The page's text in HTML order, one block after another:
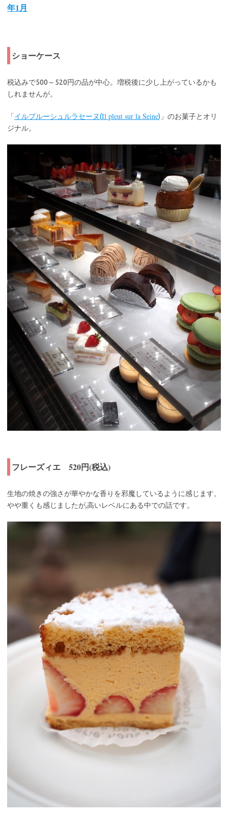
年1月
ショーケース
税込みで500～520円の品が中心。増税後に少し上がっているかも
しれませんが。
「イルプルーシュルラセーヌ(Il pleut sur la Seine) 」のお菓子とオリ
ジナル。
フレーズィエ 520円(税込)
生地の焼きの強さが華やかな香りを邪魔しているように感じます。
やや重くも感じましたが,高いレベルにある中での話です。